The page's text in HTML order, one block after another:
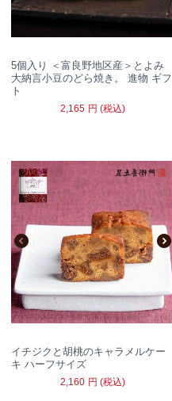
5個入り ＜富良野地区産＞とよみ
大納言小豆のどら焼き。 進物 ギフ
ト
2,165 円 (税込)
イチジクと胡桃のキャラメルケー
キ ハーフサイズ
2,160 円 (税込)